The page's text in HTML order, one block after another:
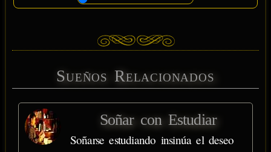
Sueños Relacionados
Soñar con Estudiar
Soñarse estudiando insinúa el deseo